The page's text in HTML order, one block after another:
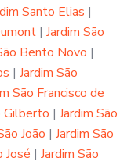
Santo Elias |
| Jardim São
Bento Novo |
| Jardim São
São Francisco de
Gilberto | Jardim São
João | Jardim São
José | Jardim São